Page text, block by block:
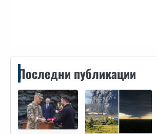
Последни публикации